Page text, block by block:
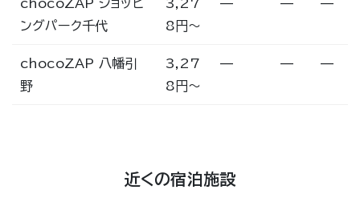
chocoZAP ショッピ
ングパーク千代
3,27
8円〜
— — —
chocoZAP 八幡引
野
3,27
8円〜
— — —
近くの宿泊施設